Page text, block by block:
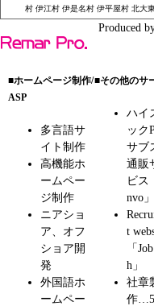
村 伊江村 伊是名村 伊平屋村 北大
Produced
■ホームページ制作/
ASP
多言語サ
イト制作
高機能ホ
ームペー
ジ制作
ニアショ
ア、オフ
ショア開
発
外国語ホ
ームペー
■その他のサ
ハイ
ック
サブ
通販
ビス
nvo」
t
「
h」
社章
作